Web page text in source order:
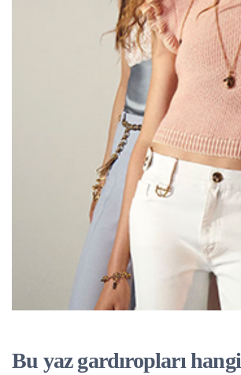
Bu yaz gardıropları